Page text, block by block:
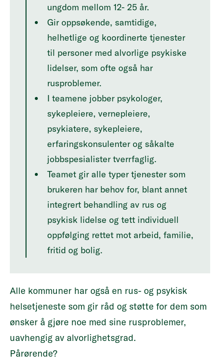
ungdom mellom 12- 25 år.
Gir oppsøkende, samtidige,
helhetlige og koordinerte tjenester
til personer med alvorlige psykiske
lidelser, som ofte også har
rusproblemer.
I teamene jobber psykologer,
sykepleiere, vernepleiere,
psykiatere, sykepleiere,
erfaringskonsulenter og såkalte
jobbspesialister tverrfaglig.
Teamet gir alle typer tjenester som
brukeren har behov for, blant annet
integrert behandling av rus og
psykisk lidelse og tett individuell
oppfølging rettet mot arbeid, familie,
fritid og bolig.
Alle kommuner har også en rus- og psykisk
helsetjeneste som gir råd og støtte for dem som
ønsker å gjøre noe med sine rusproblemer,
uavhengig av alvorlighetsgrad.
Pårørende?